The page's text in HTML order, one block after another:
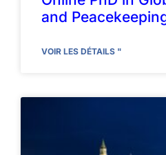
and
VOIR LES DÉTAILS "